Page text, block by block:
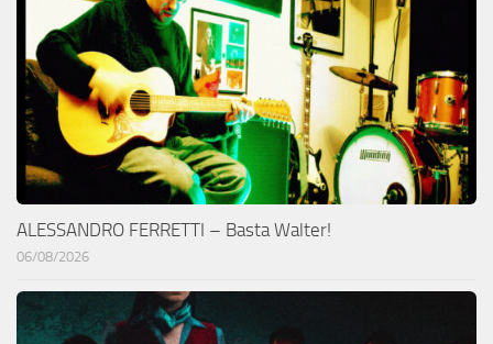
ALESSANDRO FERRETTI – Basta Walter!
06/08/2026